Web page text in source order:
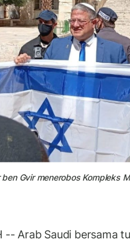
Gvir menerobos Kompleks
-- Arab Saudi bersama